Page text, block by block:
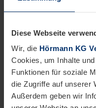
Diese Webseite
Wir, die Hörmann KG
Cookies, um Inhalte
Funktionen für soziale
die Zugriffe auf unserer
Außerdem geben wir